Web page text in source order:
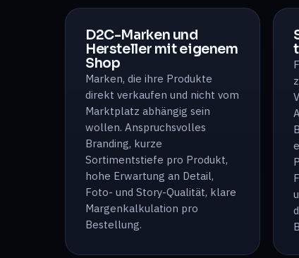
D2C-Marken und
Hersteller mit eigenem
Shop
Marken, die ihre Produkte
direkt verkaufen und nicht vom
Marktplatz abhängig sein
wollen. Anspruchsvolles
Branding, kurze
Sortimentstiefe pro Produkt,
hohe Erwartung an Detail,
Foto- und Story-Qualität, klare
Margenkalkulation pro
Bestellung.